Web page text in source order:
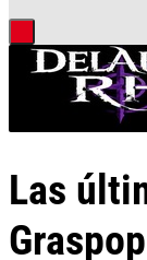
Las
Graspop